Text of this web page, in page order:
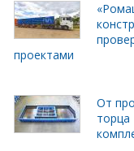
проектами
От